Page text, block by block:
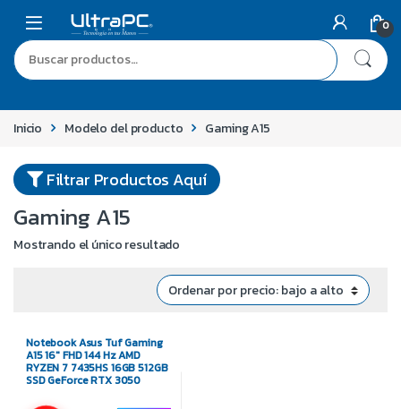
0
Inicio Modelo del producto Gaming A15
Filtrar Productos Aquí
Gaming A15
Mostrando el único resultado
Notebook Asus Tuf Gaming
A15 16″ FHD 144 Hz AMD
RYZEN 7 7435HS 16GB 512GB
SSD GeForce RTX 3050